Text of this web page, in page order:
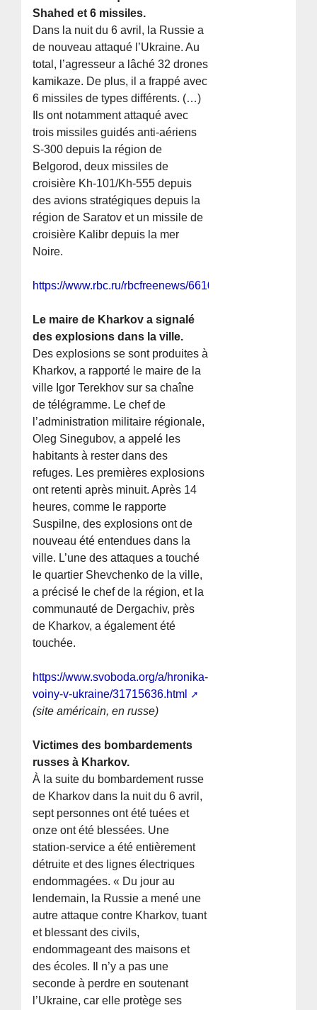
Shahed et 6 missiles.
Dans la nuit du 6 avril, la Russie a
de nouveau attaqué l’Ukraine. Au
total, l’agresseur a lâché 32 drones
kamikaze. De plus, il a frappé avec
6 missiles de types différents. (…)
Ils ont notamment attaqué avec
trois missiles guidés anti-aériens
S-300 depuis la région de
Belgorod, deux missiles de
croisière Kh-101/Kh-555 depuis
des avions stratégiques depuis la
région de Saratov et un missile de
croisière Kalibr depuis la mer
Noire.
https://www.rbc.ru/rbcfreenews/
Le maire de Kharkov a signalé
des explosions dans la ville.
Des explosions se sont produites à
Kharkov, a rapporté le maire de la
ville Igor Terekhov sur sa chaîne
de télégramme. Le chef de
l’administration militaire régionale,
Oleg Sinegubov, a appelé les
habitants à rester dans des
refuges. Les premières explosions
ont retenti après minuit. Après 14
heures, comme le rapporte
Suspilne, des explosions ont de
nouveau été entendues dans la
ville. L’une des attaques a touché
le quartier Shevchenko de la ville,
a précisé le chef de la région, et la
communauté de Dergachiv, près
de Kharkov, a également été
touchée.
https://www.svoboda.org/a/hronika-
voiny-v-ukraine/31715636.html
(site américain, en russe)
Victimes des bombardements
russes à Kharkov.
À la suite du bombardement russe
de Kharkov dans la nuit du 6 avril,
sept personnes ont été tuées et
onze ont été blessées. Une
station-service a été entièrement
détruite et des lignes électriques
endommagées. « Du jour au
lendemain, la Russie a mené une
autre attaque contre Kharkov, tuant
et blessant des civils,
endommageant des maisons et
des écoles. Il n’y a pas une
seconde à perdre en soutenant
l’Ukraine, car elle protège ses